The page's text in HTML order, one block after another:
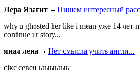
Лера Язагит
Пишем интересный
why u ghosted her like i mean уже 14 лет
continue ur story...
янач лена
Нет смысла учить англи...
сiкс севен ыыыыыы